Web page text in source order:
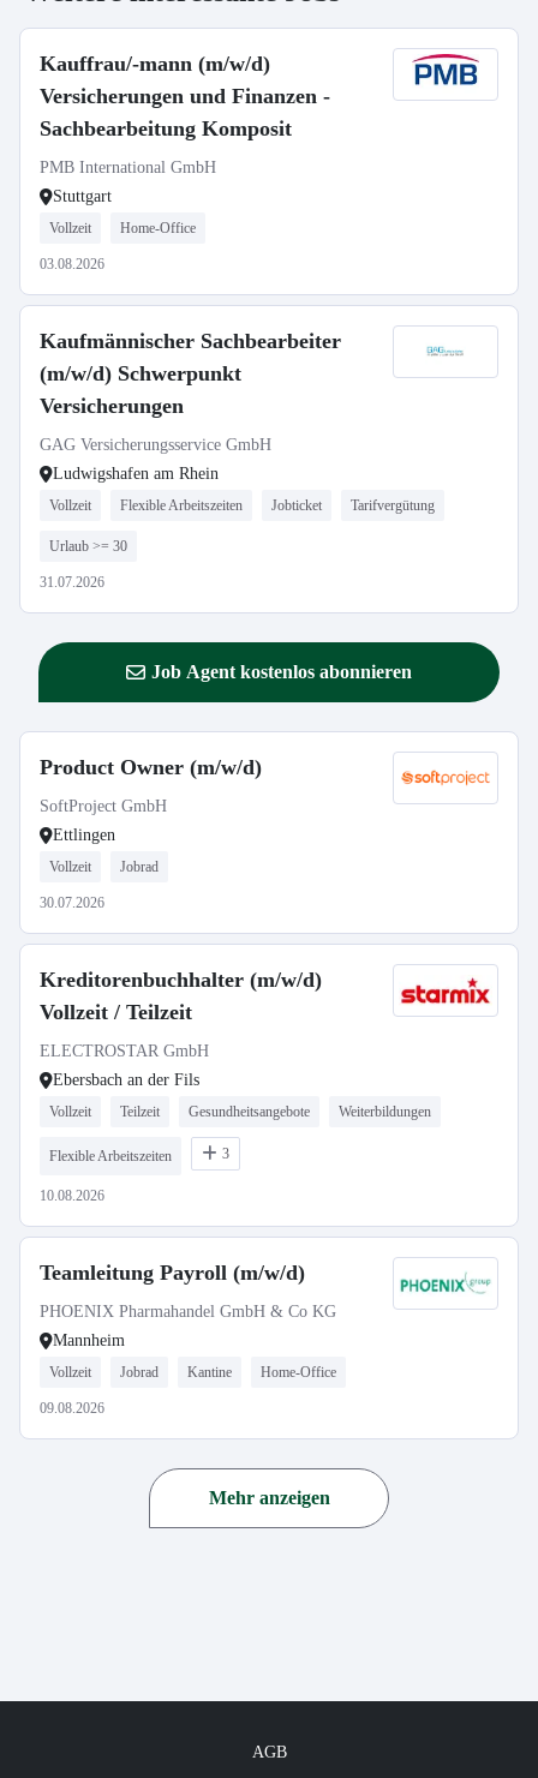
Kauffrau/-mann (m/w/d)
Versicherungen und Finanzen -
Sachbearbeitung Komposit
PMB International GmbH
Stuttgart
Vollzeit Home-Office
03.08.2026
Kaufmännischer Sachbearbeiter
(m/w/d) Schwerpunkt
Versicherungen
GAG Versicherungsservice GmbH
Ludwigshafen am Rhein
Vollzeit Flexible Arbeitszeiten Jobticket Tarifvergütung
Urlaub >= 30
31.07.2026
Job Agent kostenlos abonnieren
Product Owner (m/w/d)
SoftProject GmbH
Ettlingen
Vollzeit Jobrad
30.07.2026
Kreditorenbuchhalter (m/w/d)
Vollzeit / Teilzeit
ELECTROSTAR GmbH
Ebersbach an der Fils
Vollzeit Teilzeit Gesundheitsangebote Weiterbildungen
Flexible Arbeitszeiten 3
10.08.2026
Teamleitung Payroll (m/w/d)
PHOENIX Pharmahandel GmbH & Co KG
Mannheim
Vollzeit Jobrad Kantine Home-Office
09.08.2026
Mehr anzeigen
AGB